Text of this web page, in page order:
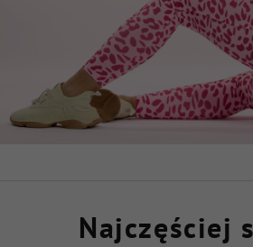
Najczęściej